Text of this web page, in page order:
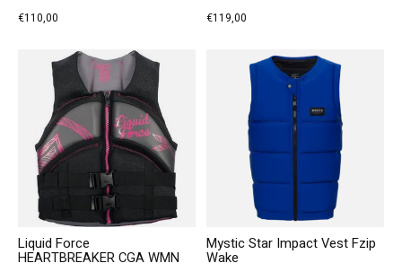
€110,00 €119,00
Liquid Force
HEARTBREAKER CGA WMN
Mystic Star Impact Vest Fzip
Wake